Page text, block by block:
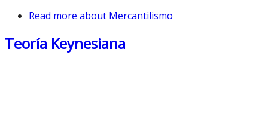
Read more about Mercantilismo
Teoría Keynesiana